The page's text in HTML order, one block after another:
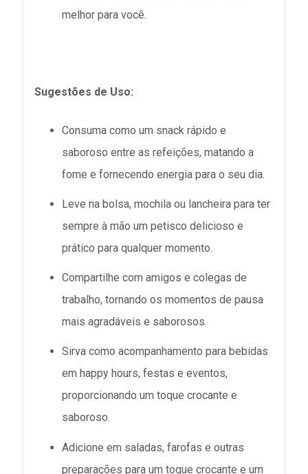
melhor para você.
Sugestões de Uso:
Consuma como um snack rápido e
saboroso entre as refeições, matando a
fome e fornecendo energia para o seu dia.
Leve na bolsa, mochila ou lancheira para ter
sempre à mão um petisco delicioso e
prático para qualquer momento.
Compartilhe com amigos e colegas de
trabalho, tornando os momentos de pausa
mais agradáveis e saborosos.
Sirva como acompanhamento para bebidas
em happy hours, festas e eventos,
proporcionando um toque crocante e
saboroso.
Adicione em saladas, farofas e outras
preparações para um toque crocante e um